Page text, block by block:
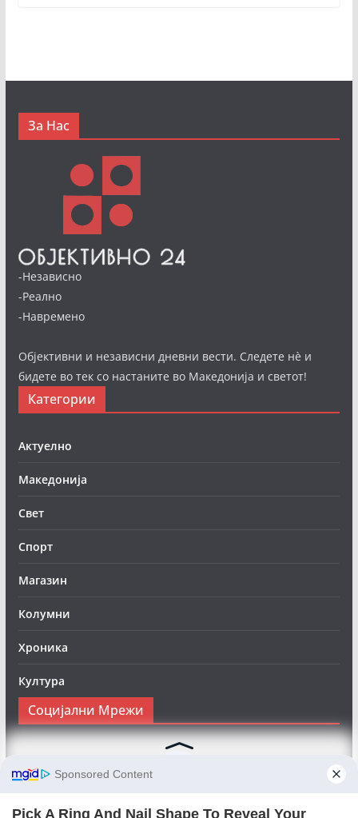
За Нас
-Независно
-Реално
-Навремено
Објективни и независни дневни вести. Следете нè и
бидете во тек со настаните во Македонија и светот!
Категории
Актуелно
Македонија
Свет
Спорт
Магазин
Колумни
Хроника
Култура
Социјални Мрежи